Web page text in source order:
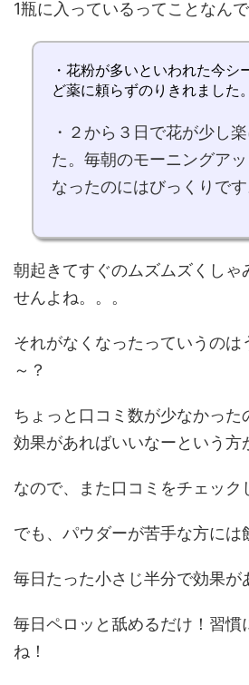
1瓶に入っているってことなんで
・花粉が多いといわれた今シ
ど薬に頼らずのりきれました。
・２から３日で花が少し
た。 毎朝のモーニングア
なったのにはびっくりです
朝起きてすぐのムズムズくしゃ
せんよね。。。
それがなくなったっていうのは
～？
ちょっと口コミ数が少なかった
効果があればいいなーという方
なので、また口コミをチェッ
でも、パウダーが苦手な方には
毎日たった小さじ半分で効果が
毎日ペロッと舐めるだけ！習慣
ね！